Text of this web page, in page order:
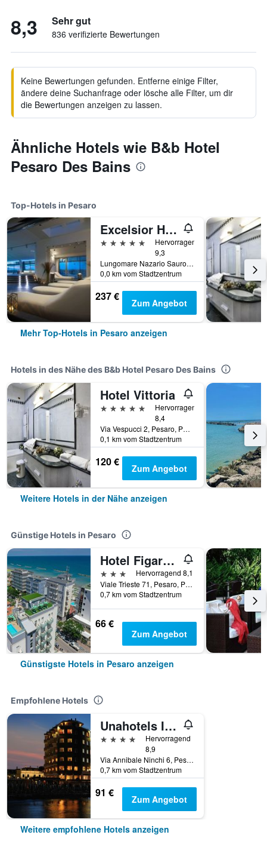
8,3 Sehr gut
836 verifizierte Bewertungen
Keine Bewertungen gefunden. Entferne einige Filter,
ändere deine Suchanfrage oder lösche alle Filter, um dir
die Bewertungen anzeigen zu lassen.
Ähnliche Hotels wie B&b Hotel
Pesaro Des Bains
Top-Hotels in Pesaro
Excelsior Hotel, Spa & Lido - Preferred Hotels & Resorts
5 Sterne
Hervorragend
9,3
Lungomare Nazario Sauro 30/34, Pesaro, Pesaro e Urbino, Italien
0,0 km vom Stadtzentrum
237 € Zum Angebot
Mehr Top-Hotels in Pesaro anzeigen
Hotels in des Nähe des B&b Hotel Pesaro Des Bains
Hotel Vittoria
5 Sterne
Hervorragend
8,4
Via Vespucci 2, Pesaro, Pesaro e Urbino, Italien
0,1 km vom Stadtzentrum
120 € Zum Angebot
Weitere Hotels in der Nähe anzeigen
Günstige Hotels in Pesaro
Hotel Figaro & Apartments
3 Sterne
Hervorragend 8,1
Viale Trieste 71, Pesaro, Pesaro e Urbino, Italien
0,7 km vom Stadtzentrum
66 €
Zum Angebot
Günstigste Hotels in Pesaro anzeigen
Empfohlene Hotels
Unahotels Imperial Sport Hotel
4 Sterne
Hervorragend
8,9
Via Annibale Ninchi 6, Pesaro, Pesaro e Urbino, Italien
0,7 km vom Stadtzentrum
91 € Zum Angebot
Weitere empfohlene Hotels anzeigen